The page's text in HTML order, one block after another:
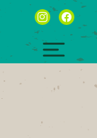
instagram